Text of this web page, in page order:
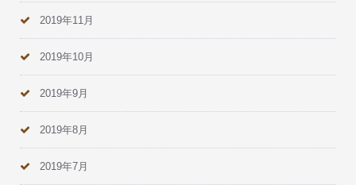
2019年11月
2019年10月
2019年9月
2019年8月
2019年7月